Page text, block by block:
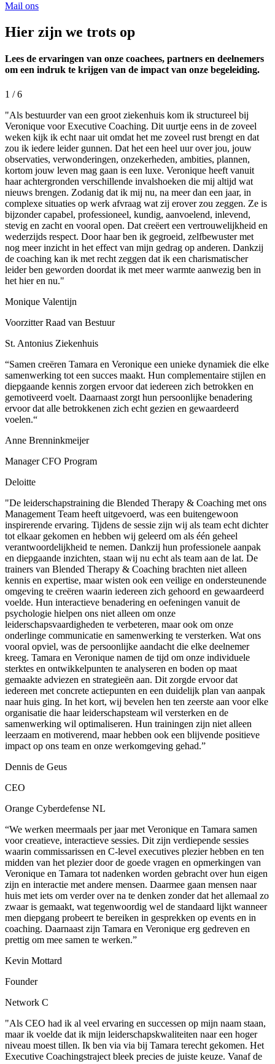
Mail ons
Hier zijn we trots op
Lees de ervaringen van onze coachees, partners en deelnemers
om een indruk te krijgen van de impact van onze begeleiding.
1 / 6
"Als bestuurder van een groot ziekenhuis kom ik structureel bij
Veronique voor Executive Coaching. Dit uurtje eens in de zoveel
weken kijk ik echt naar uit omdat het me zoveel rust brengt en dat
zou ik iedere leider gunnen. Dat het een heel uur over jou, jouw
observaties, verwonderingen, onzekerheden, ambities, plannen,
kortom jouw leven mag gaan is een luxe. Veronique heeft vanuit
haar achtergronden verschillende invalshoeken die mij altijd wat
nieuws brengen. Zodanig dat ik mij nu, na meer dan een jaar, in
complexe situaties op werk afvraag wat zij erover zou zeggen. Ze is
bijzonder capabel, professioneel, kundig, aanvoelend, inlevend,
stevig en zacht en vooral open. Dat creëert een vertrouwelijkheid en
wederzijds respect. Door haar ben ik gegroeid, zelfbewuster met
nog meer inzicht in het effect van mijn gedrag op anderen. Dankzij
de coaching kan ik met recht zeggen dat ik een charismatischer
leider ben geworden doordat ik met meer warmte aanwezig ben in
het hier en nu."
Monique Valentijn
Voorzitter Raad van Bestuur
St. Antonius Ziekenhuis
“Samen creëren Tamara en Veronique een unieke dynamiek die elke
samenwerking tot een succes maakt. Hun complementaire stijlen en
diepgaande kennis zorgen ervoor dat iedereen zich betrokken en
gemotiveerd voelt. Daarnaast zorgt hun persoonlijke benadering
ervoor dat alle betrokkenen zich echt gezien en gewaardeerd
voelen.“
Anne Brenninkmeijer
Manager CFO Program
Deloitte
"De leiderschapstraining die Blended Therapy & Coaching met ons
Management Team heeft uitgevoerd, was een buitengewoon
inspirerende ervaring. Tijdens de sessie zijn wij als team echt dichter
tot elkaar gekomen en hebben wij geleerd om als één geheel
verantwoordelijkheid te nemen. Dankzij hun professionele aanpak
en diepgaande inzichten, staan wij nu echt als team aan de lat. De
trainers van Blended Therapy & Coaching brachten niet alleen
kennis en expertise, maar wisten ook een veilige en ondersteunende
omgeving te creëren waarin iedereen zich gehoord en gewaardeerd
voelde. Hun interactieve benadering en oefeningen vanuit de
psychologie hielpen ons niet alleen om onze
leiderschapsvaardigheden te verbeteren, maar ook om onze
onderlinge communicatie en samenwerking te versterken. Wat ons
vooral opviel, was de persoonlijke aandacht die elke deelnemer
kreeg. Tamara en Veronique namen de tijd om onze individuele
sterktes en ontwikkelpunten te analyseren en boden op maat
gemaakte adviezen en strategieën aan. Dit zorgde ervoor dat
iedereen met concrete actiepunten en een duidelijk plan van aanpak
naar huis ging. In het kort, wij bevelen hen ten zeerste aan voor elke
organisatie die haar leiderschapsteam wil versterken en de
samenwerking wil optimaliseren. Hun trainingen zijn niet alleen
leerzaam en motiverend, maar hebben ook een blijvende positieve
impact op ons team en onze werkomgeving gehad.”
Dennis de Geus
CEO
Orange Cyberdefense NL
“We werken meermaals per jaar met Veronique en Tamara samen
voor creatieve, interactieve sessies. Dit zijn verdiepende sessies
waarin commissarissen en C-level executives plezier hebben en ten
midden van het plezier door de goede vragen en opmerkingen van
Veronique en Tamara tot nadenken worden gebracht over hun eigen
zijn en interactie met andere mensen. Daarmee gaan mensen naar
huis met iets om verder over na te denken zonder dat het allemaal zo
zwaar is gemaakt, wat tegenwoordig wel de standaard lijkt wanneer
men diepgang probeert te bereiken in gesprekken op events en in
coaching. Daarnaast zijn Tamara en Veronique erg gedreven en
prettig om mee samen te werken.”
Kevin Mottard
Founder
Network C
"Als CEO had ik al veel ervaring en successen op mijn naam staan,
maar ik voelde dat ik mijn leiderschapskwaliteiten naar een hoger
niveau moest tillen. Ik ben via via bij Tamara terecht gekomen. Het
Executive Coachingstraject bleek precies de juiste keuze. Vanaf de